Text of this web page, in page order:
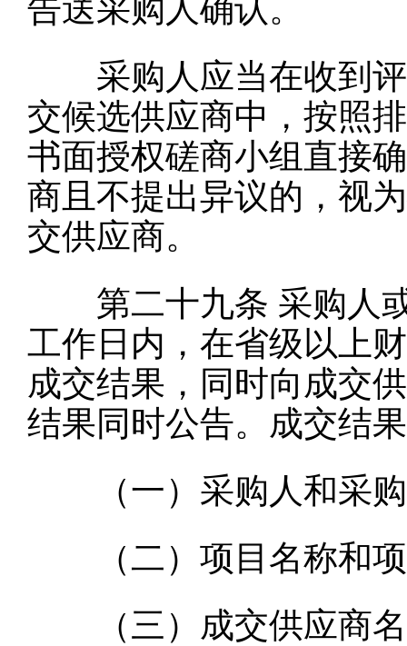
告送采购人确认。
采购人应当在收到评
交候选供应商中，按照
书面授权磋商小组直接
商且不提出异议的，视
交供应商。
第二十九条 采购人
工作日内，在省级以上
成交结果，同时向成交
结果同时公告。成交结
（一）采购人和采购
（二）项目名称和项
（三）成交供应商名